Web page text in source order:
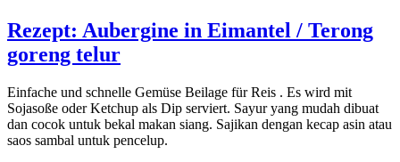
Rezept: Aubergine in Eimantel / Terong
goreng telur
Einfache und schnelle Gemüse Beilage für Reis . Es wird mit
Sojasoße oder Ketchup als Dip serviert. Sayur yang mudah dibuat
dan cocok untuk bekal makan siang. Sajikan dengan kecap asin atau
saos sambal untuk pencelup.